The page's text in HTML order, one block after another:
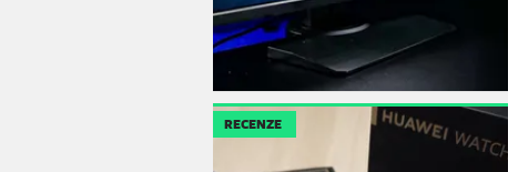
RECENZE